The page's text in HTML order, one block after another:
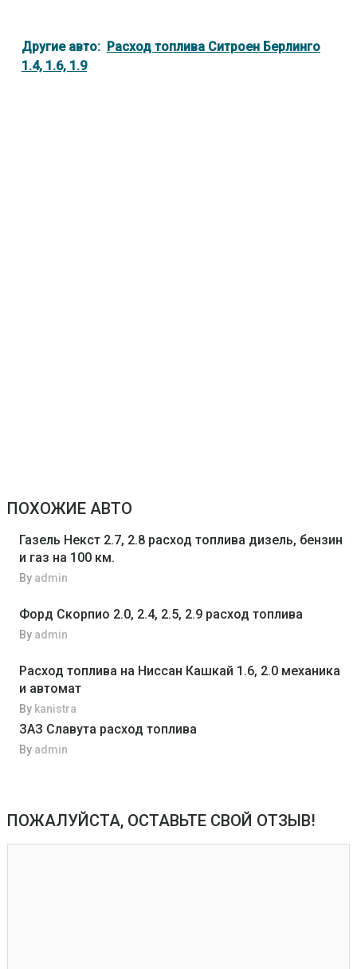
Другие авто: Расход топлива Ситроен Берлинго
1.4, 1.6, 1.9
ПОХОЖИЕ АВТО
Газель Некст 2.7, 2.8 расход топлива дизель, бензин
и газ на 100 км.
By admin
Форд Скорпио 2.0, 2.4, 2.5, 2.9 расход топлива
By admin
Расход топлива на Ниссан Кашкай 1.6, 2.0 механика
и автомат
By kanistra
ЗАЗ Славута расход топлива
By admin
ПОЖАЛУЙСТА, ОСТАВЬТЕ СВОЙ ОТЗЫВ!